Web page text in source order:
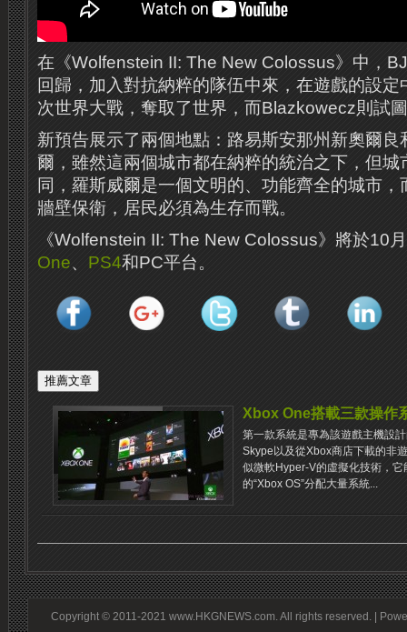
在《Wolfenstein II: The New Colossus》中，
回歸，加入對抗納粹的隊伍中來，在遊戲的設
次世界大戰，奪取了世界，而Blazkowecz則試
新預告展示了兩個地點：路易斯安那州新奧爾良
爾，雖然這兩個城市都在納粹的統治之下，但城
同，羅斯威爾是一個文明的、功能齊全的城市
牆壁保衛，居民必須為生存而戰。
《Wolfenstein II: The New Colossus》將於10
One、 PS4和PC平台。
Xbox One搭載三款操作
第一款系統是專為該遊戲主機設
Skype以及從Xbox商店下載的非
似微軟Hyper-V的虛擬化技術，
的“Xbox OS”分配大量系統...
Copyright © 2011-2021 www.HKGNEWS.com. All rights reserved. |